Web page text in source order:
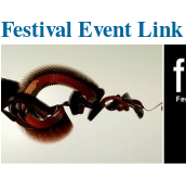
Festival Event Link